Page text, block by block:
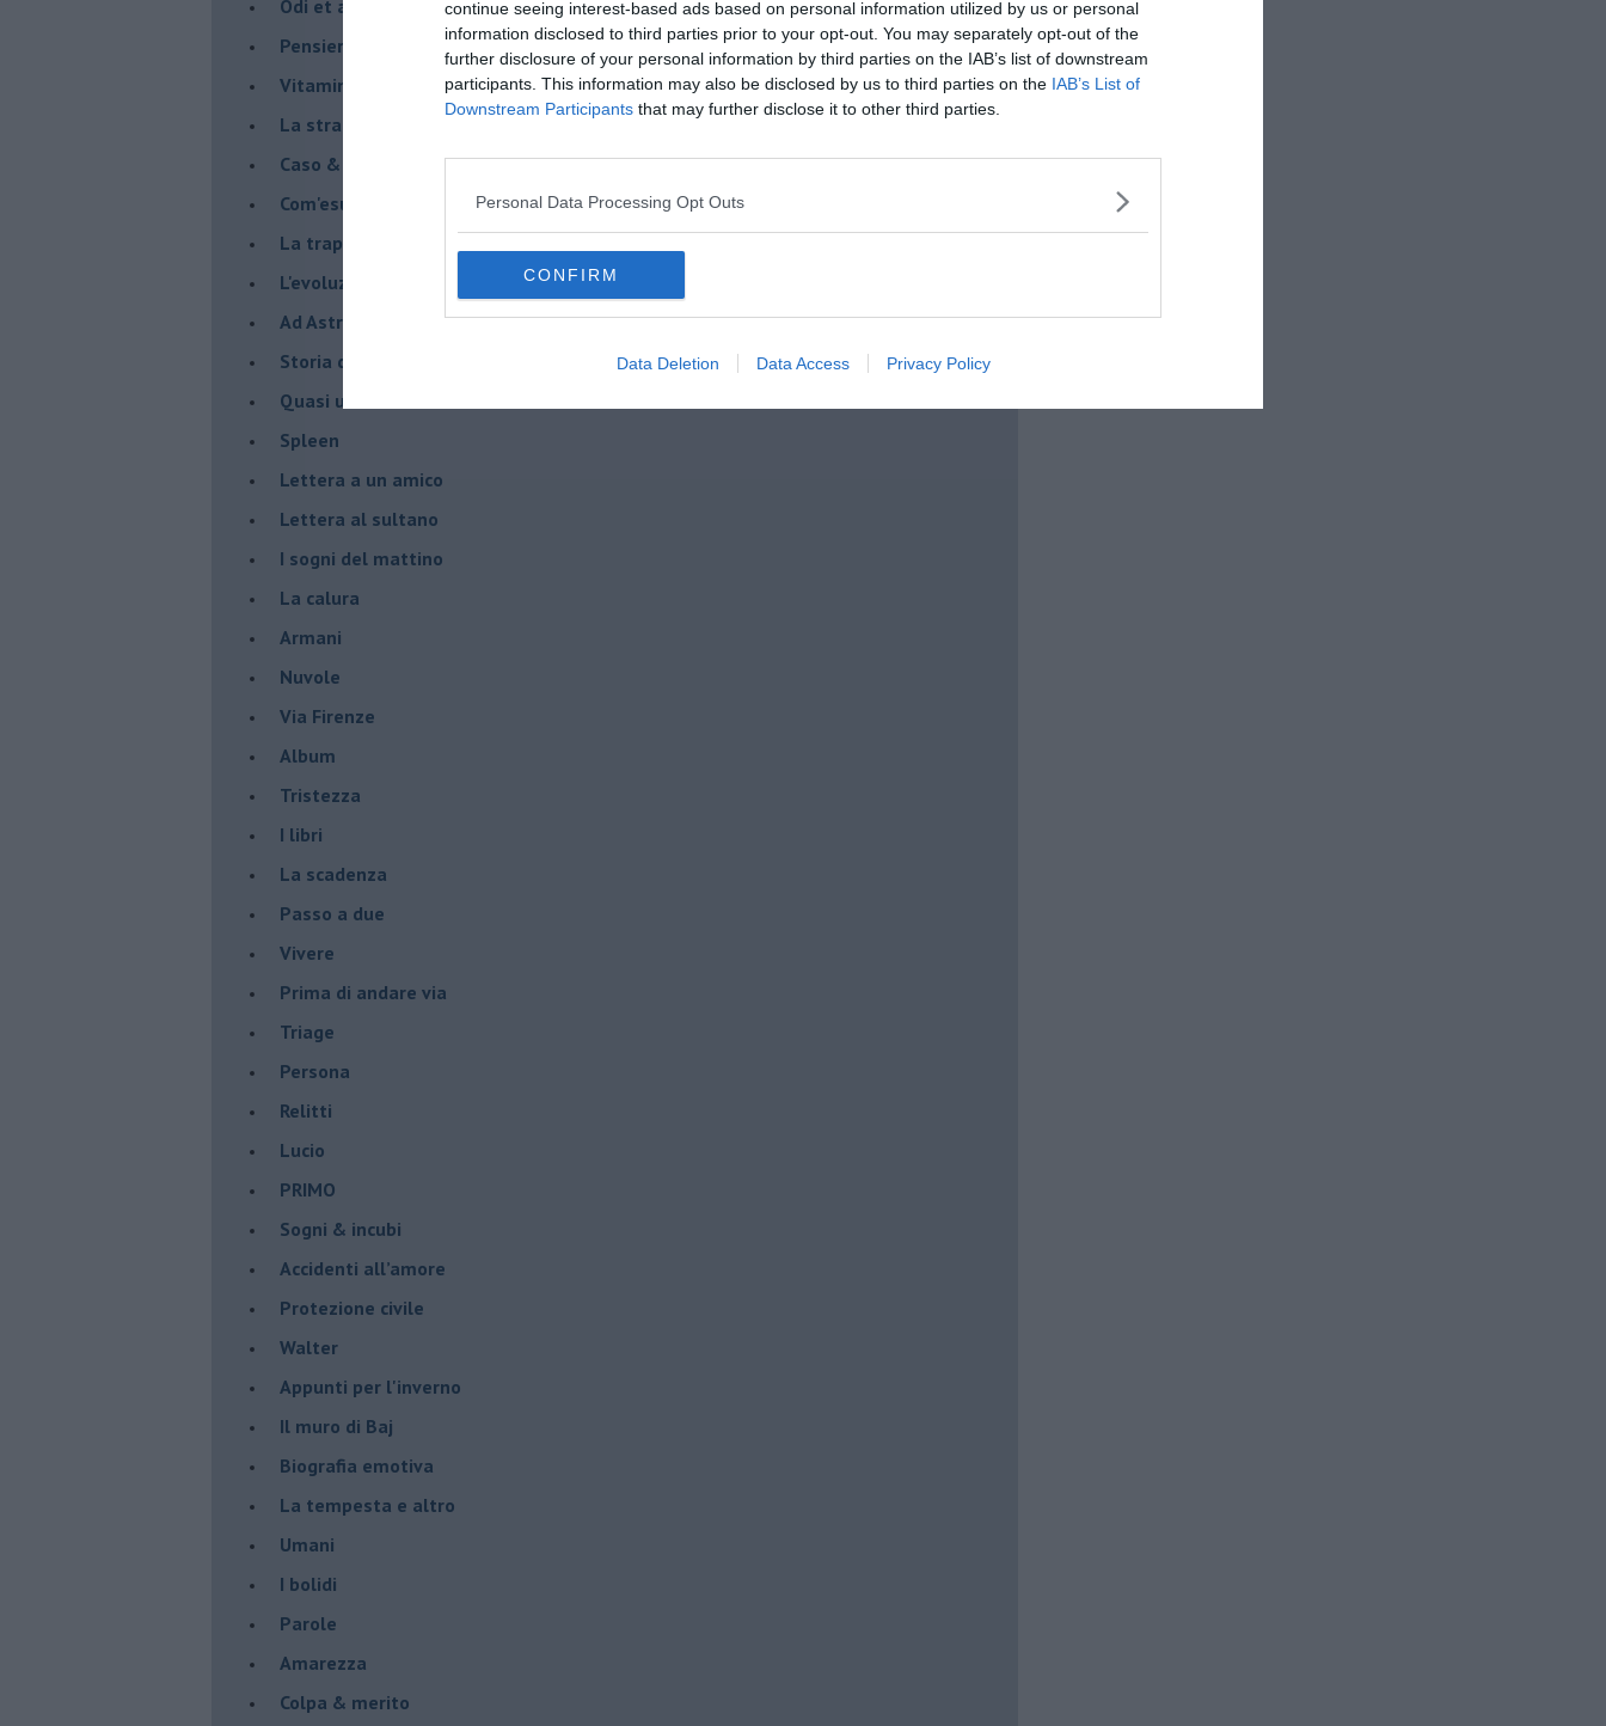
continue seeing interest-based ads based on personal information utilized by us or personal
information disclosed to third parties prior to your opt-out. You may separately opt-out of the
further disclosure of your personal information by third parties on the IAB’s list of downstream
participants. This information may also be disclosed by us to third parties on the IAB’s List of
Downstream Participants that may further disclose it to other third parties.
Personal Data Processing Opt Outs
CONFIRM
Data Deletion Data Access Privacy Policy
Odi et amo
Pensieri in disordine sparso
Vitamina D
La strada
Caso & cambiamento
Com'esuli pensieri
La trappola di Tucidide, o della 3ª C
L'evoluzione umana
Ad Astra
Storia di io - Quasi un compito in classe
Quasi una lezione
Spleen
Lettera a un amico
Lettera al sultano
I sogni del mattino
La calura
Armani
Nuvole
Via Firenze
Album
Tristezza
I libri
La scadenza
Passo a due
Vivere
Prima di andare via
Triage
Persona
Relitti
Lucio
PRIMO
Sogni & incubi
Accidenti all’amore
Protezione civile
Walter
Appunti per l'inverno
Il muro di Baj
Biografia emotiva
La tempesta e altro
Umani
I bolidi
Parole
Amarezza
Colpa & merito